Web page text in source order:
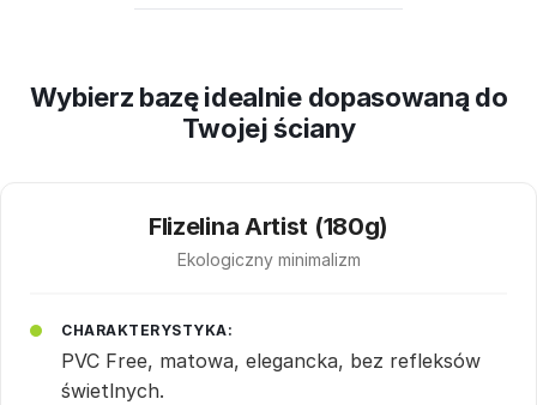
Wybierz bazę idealnie dopasowaną do
Twojej ściany
Flizelina Artist (180g)
Ekologiczny minimalizm
CHARAKTERYSTYKA:
PVC Free, matowa, elegancka, bez refleksów
świetlnych.